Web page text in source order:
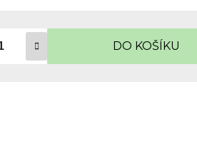
DO KOŠÍKU